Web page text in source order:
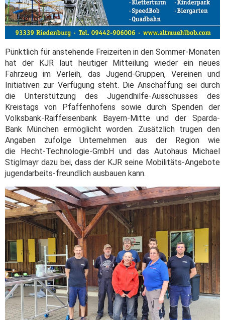
Pünktlich für anstehende Freizeiten in den Sommer-Monaten
hat der KJR laut heutiger Mitteilung wieder ein neues
Fahrzeug im Verleih, das Jugend-Gruppen, Vereinen und
Initiativen zur Verfügung steht. Die Anschaffung sei durch
die Unterstützung des Jugendhilfe-Ausschusses des
Kreistags von Pfaffenhofens sowie durch Spenden der
Volksbank-Raiffeisenbank Bayern-Mitte und der Sparda-
Bank München ermöglicht worden. Zusätzlich trugen den
Angaben zufolge Unternehmen aus der Region wie
die Hecht-Technologie-GmbH und das Autohaus Michael
Stiglmayr dazu bei, dass der KJR seine Mobilitäts-Angebote
jugendarbeits-freundlich ausbauen kann.